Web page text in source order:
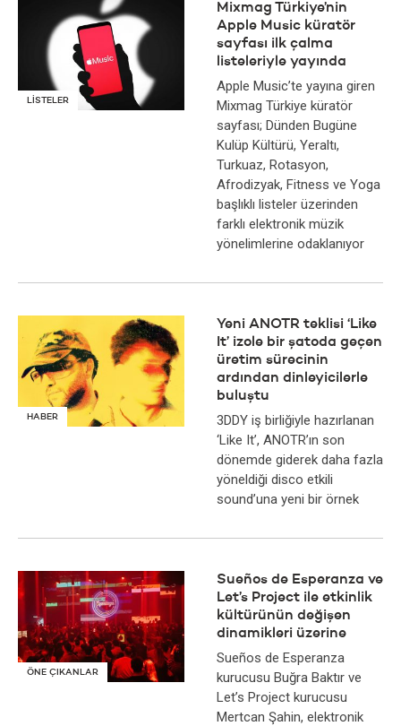
LISTELER
Mixmag Türkiye’nin
Apple Music küratör
sayfası ilk çalma
listeleriyle yayında
Apple Music’te yayına giren
Mixmag Türkiye küratör
sayfası; Dünden Bugüne
Kulüp Kültürü, Yeraltı,
Turkuaz, Rotasyon,
Afrodizyak, Fitness ve Yoga
başlıklı listeler üzerinden
farklı elektronik müzik
yönelimlerine odaklanıyor
HABER
Yeni ANOTR teklisi ‘Like
It’ izole bir şatoda geçen
üretim sürecinin
ardından dinleyicilerle
buluştu
3DDY iş birliğiyle hazırlanan
‘Like It’, ANOTR’ın son
dönemde giderek daha fazla
yöneldiği disco etkili
sound’una yeni bir örnek
ÖNE ÇIKANLAR
Sueños de Esperanza ve
Let’s Project ile etkinlik
kültürünün değişen
dinamikleri üzerine
Sueños de Esperanza
kurucusu Buğra Baktır ve
Let’s Project kurucusu
Mertcan Şahin, elektronik